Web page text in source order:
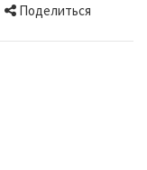
Поделиться